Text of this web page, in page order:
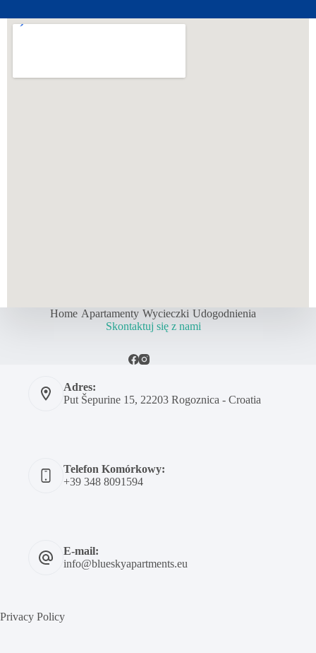
Home Apartamenty Wycieczki Udogodnienia
Skontaktuj się z nami
Adres:
Put Šepurine 15, 22203 Rogoznica - Croatia
Telefon Komórkowy:
+39 348 8091594
E-mail:
info@blueskyapartments.eu
Privacy Policy